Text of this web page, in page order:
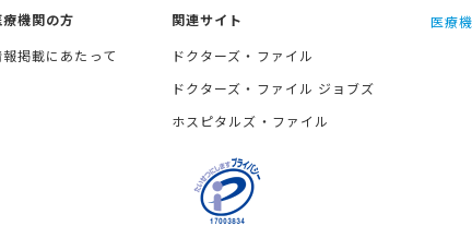
療機関の方
報掲載にあたって
関連サイト
ドクターズ・ファイル
ドクターズ・ファイル ジョブズ
ホスピタルズ・ファイル
医療